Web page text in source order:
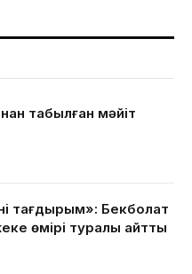
табылған мәйіт
тағдырым»: Бекболат
өмірі туралы айтты